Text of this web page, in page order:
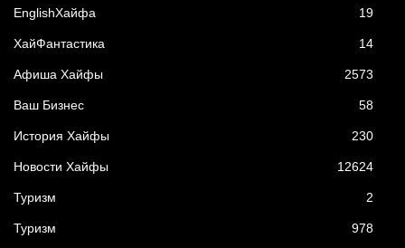
EnglishХайфа 19
XайФантастика 14
Афиша Хайфы 2573
Ваш Бизнес 58
История Хайфы 230
Новости Хайфы 12624
Туризм 2
Туризм 978